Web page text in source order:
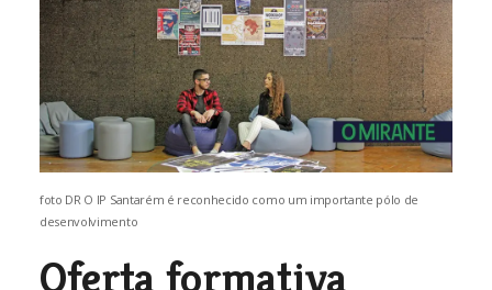
foto DR O IP Santarém é reconhecido como um importante pólo de
desenvolvimento
Oferta formativa